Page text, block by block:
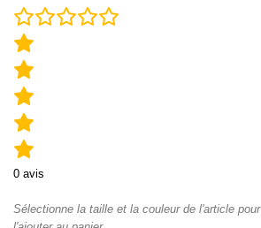
0 avis
Sélectionne la taille et la couleur de l'article pour